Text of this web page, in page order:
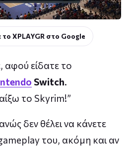
XPLAYGR στο Google
αφού είδατε το
Switch.
το Skyrim!”
δεν θέλει να κάνετε
του, ακόμη και αν